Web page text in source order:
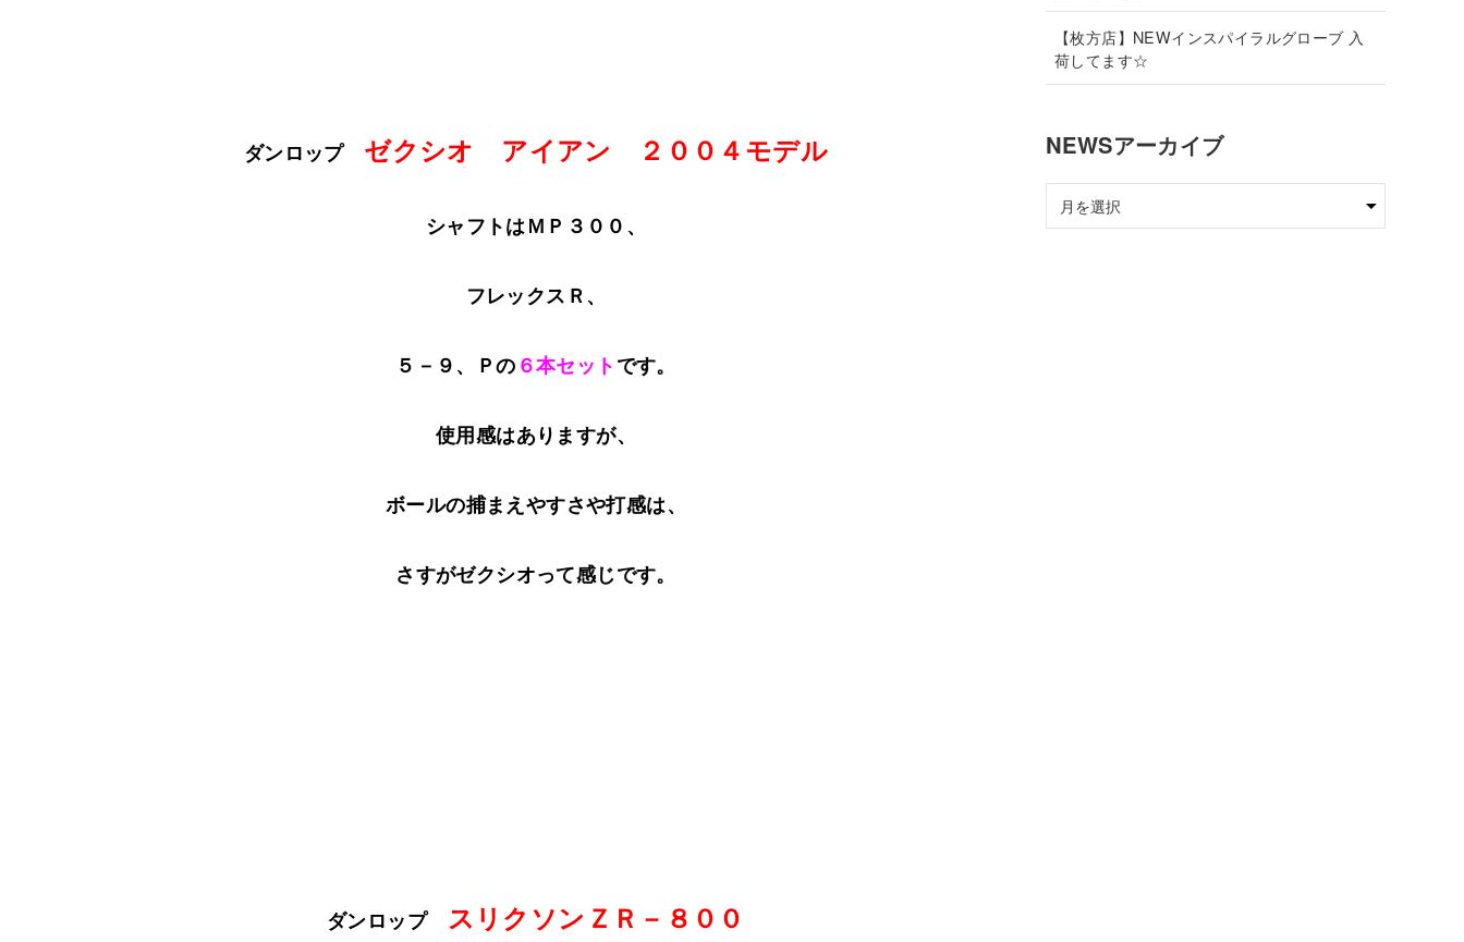
ダンロップ ゼクシオ アイアン ２００４モデル
シャフトはＭＰ３００、
フレックスＲ、
５－９、Ｐの６本セットです。
使用感はありますが、
ボールの捕まえやすさや打感は、
さすがゼクシオって感じです。
ダンロップ スリクソンＺＲ－８００
【枚方店】NEWインスパイラルグローブ 入
荷してます☆
NEWSアーカイブ
NEWS